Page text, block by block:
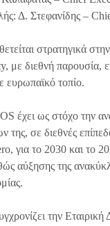
Δ. Στεφανίδης –
στρατηγικά
διεθνή παρουσία,
ευρωπαϊκό τοπίο.
ως στόχο την
της, σε διεθνές
για το 2030 και το
αύξησης της
την